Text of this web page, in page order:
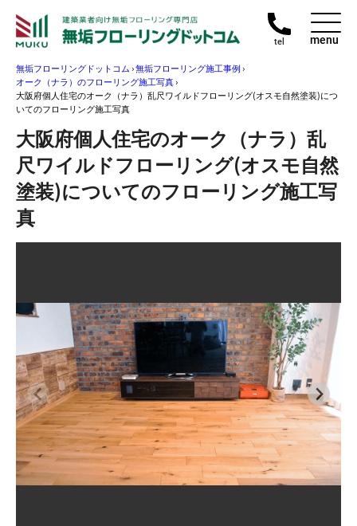
tel menu
無垢フローリングドットコム›無垢フローリング施工事例›
オーク（ナラ）のフローリング施工写真›
大阪府個人住宅のオーク（ナラ）乱尺ワイルドフローリング(オスモ自然塗装)につ
いてのフローリング施工写真
大阪府個人住宅のオーク（ナラ）乱
尺ワイルドフローリング(オスモ自然
塗装)についてのフローリング施工写
真